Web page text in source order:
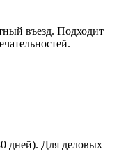
въезд. Подходит
дней). Для деловых